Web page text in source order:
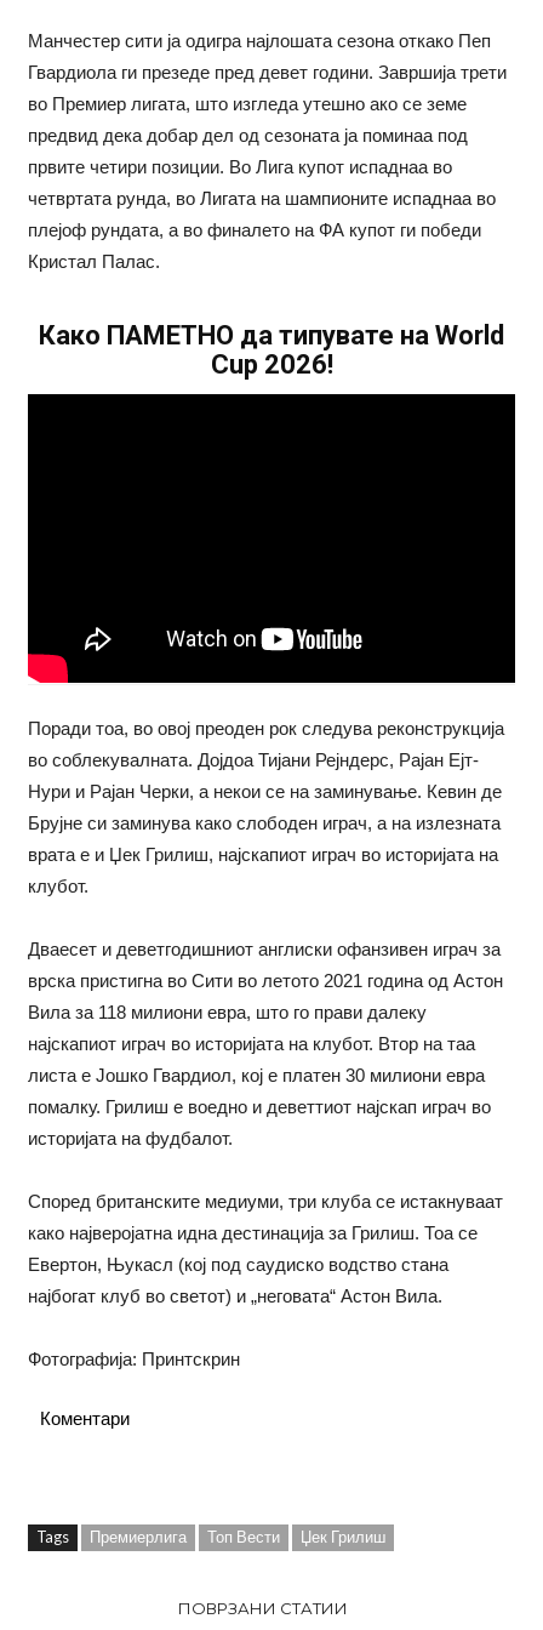
Манчестер сити ја одигра најлошата сезона откако Пеп
Гвардиола ги презеде пред девет години. Завршија трети
во Премиер лигата, што изгледа утешно ако се земе
предвид дека добар дел од сезоната ја поминаа под
првите четири позиции. Во Лига купот испаднаа во
четвртата рунда, во Лигата на шампионите испаднаа во
плејоф рундата, а во финалето на ФА купот ги победи
Кристал Палас.
Како ПАМЕТНО да типувате на World
Cup 2026!
Поради тоа, во овој преоден рок следува реконструкција
во соблекувалната. Дојдоа Тијани Рејндерс, Рајан Ејт-
Нури и Рајан Черки, а некои се на заминување. Кевин де
Брујне си заминува како слободен играч, а на излезната
врата е и Џек Грилиш, најскапиот играч во историјата на
клубот.
Дваесет и деветгодишниот англиски офанзивен играч за
врска пристигна во Сити во летото 2021 година од Астон
Вила за 118 милиони евра, што го прави далеку
најскапиот играч во историјата на клубот. Втор на таа
листа е Јошко Гвардиол, кој е платен 30 милиони евра
помалку. Грилиш е воедно и деветтиот најскап играч во
историјата на фудбалот.
Според британските медиуми, три клуба се истакнуваат
како најверојатна идна дестинација за Грилиш. Тоа се
Евертон, Њукасл (кој под саудиско водство стана
најбогат клуб во светот) и „неговата“ Астон Вила.
Фотографија: Принтскрин
Коментари
Tags Премиерлига Топ Вести Џек Грилиш
ПОВРЗАНИ СТАТИИ